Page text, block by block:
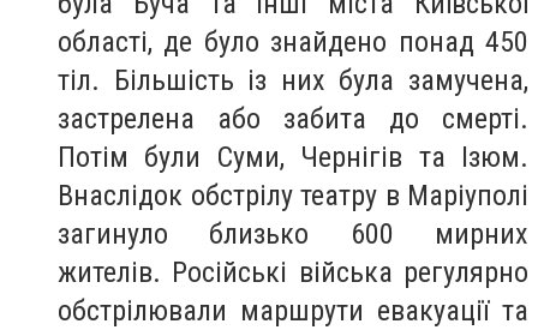
області, де було знайдено понад 450
тіл. Більшість із них була замучена,
застрелена або забита до смерті.
Потім були Суми, Чернігів та Ізюм.
Внаслідок обстрілу театру в Маріуполі
загинуло близько 600 мирних
жителів. Російські війська регулярно
обстрілювали маршрути евакуації та